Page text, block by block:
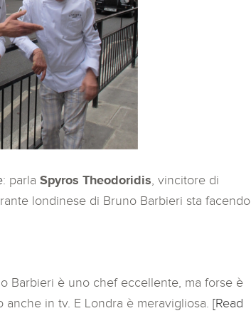
: parla Spyros Theodoridis, vincitore di
londinese di Bruno Barbieri sta facendo
Barbieri è uno chef eccellente, ma forse è
in tv. E Londra è meravigliosa. [Read